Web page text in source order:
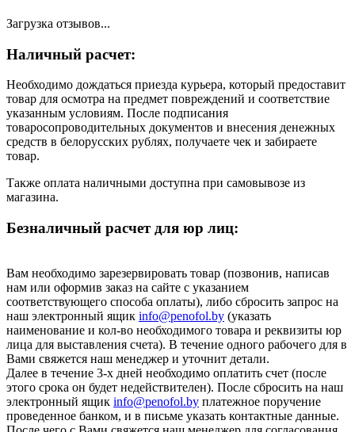
Загрузка отзывов...
Наличный расчет:
Необходимо дождаться приезда курьера, который предоставит
товар для осмотра на предмет повреждений и соответствие
указанным условиям. После подписания
товаросопроводительных документов и внесения денежных
средств в белорусских рублях, получаете чек и забираете
товар.
Также оплата наличными доступна при самовывозе из
магазина.
Безналичный расчет для юр лиц:
Вам необходимо зарезервировать товар (позвонив, написав
нам или оформив заказ на сайте с указанием
соответствующего способа оплаты), либо сбросить запрос на
наш электронный ящик info@penofol.by (указать
наименование и кол-во необходимого товара и реквизиты юр
лица для выставления счета). В течение одного рабочего для в
Вами свяжется наш менеджер и уточнит детали.
Далее в течение 3-х дней необходимо оплатить счет (после
этого срока он будет недействителен). После сбросить на наш
электронный ящик info@penofol.by платежное поручение
проведенное банком, и в письме указать контактные данные.